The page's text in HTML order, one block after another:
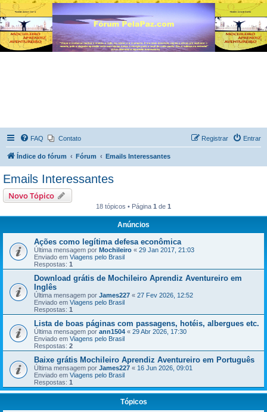
FAQ Contato Entrar
Registrar
Índice do fórum Fórum Emails Interessantes
Emails Interessantes
Novo Tópico
18 tópicos • Página 1 de 1
Anúncios
Ações como legítima defesa econômica
Última mensagem por Mochileiro « 29 Jan 2017, 21:03
Enviado em Viagens pelo Brasil
Respostas: 1
Download grátis de Mochileiro Aprendiz Aventureiro em
Inglês
Última mensagem por James227 « 27 Fev 2026, 12:52
Enviado em Viagens pelo Brasil
Respostas: 1
Lista de boas páginas com passagens, hotéis, albergues etc.
Última mensagem por ann1504 « 29 Abr 2026, 17:30
Enviado em Viagens pelo Brasil
Respostas: 2
Baixe grátis Mochileiro Aprendiz Aventureiro em Português
Última mensagem por James227 « 16 Jun 2026, 09:01
Enviado em Viagens pelo Brasil
Respostas: 1
Tópicos